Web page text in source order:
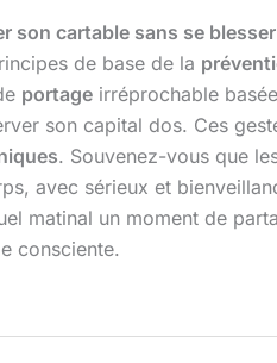
son cartable sans se blesser
de base de la
portage irréprochable
son capital dos. Ces
. Souvenez-vous que
avec sérieux et
matinal un moment de
consciente.